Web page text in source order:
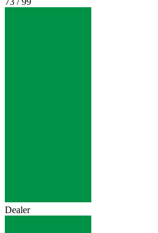
Dealer